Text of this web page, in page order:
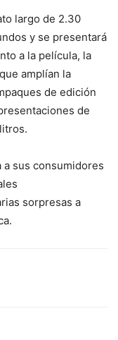
largo de 2.30
y se presentará
a la película, la
amplían la
de edición
de
a sus consumidores
sorpresas a